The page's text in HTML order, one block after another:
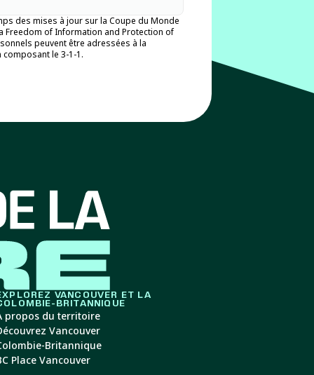
des mises à jour sur la Coupe du Monde
Freedom of Information and Protection of
peuvent être adressées à la
composant le 3-1-1.
VANCOUVER ET LA
BRITANNIQUE
propos du territoire
Vancouver
Britannique
Place Vancouver